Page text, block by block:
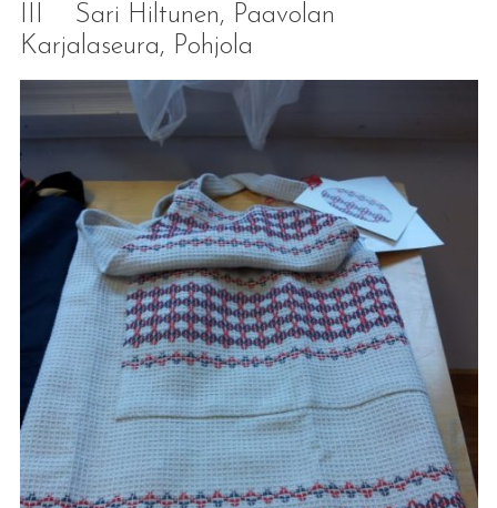
III Sari Hiltunen, Paavolan
Karjalaseura, Pohjola